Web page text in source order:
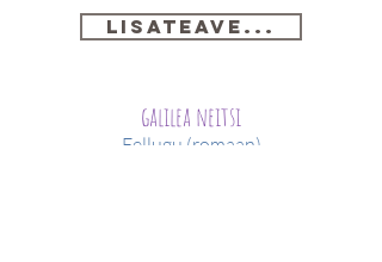
Lisateave...
galilea neitsi
Eellugu (romaan)